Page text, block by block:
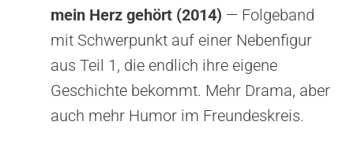
mein Herz gehört (2014) — Folgeband
mit Schwerpunkt auf einer Nebenfigur
aus Teil 1, die endlich ihre eigene
Geschichte bekommt. Mehr Drama, aber
auch mehr Humor im Freundeskreis.